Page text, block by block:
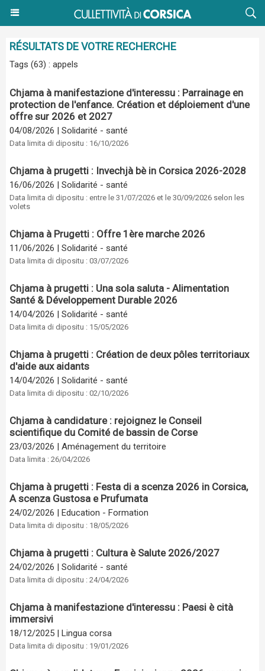
RÉSULTATS DE VOTRE RECHERCHE
Tags (63) : appels
Chjama à manifestazione d'interessu : Parrainage en
protection de l'enfance. Création et déploiement d'une
offre sur 2026 et 2027
04/08/2026 | Solidarité - santé
Data limita di dipositu : 16/10/2026
Chjama à prugetti : Invechjà bè in Corsica 2026-2028
16/06/2026 | Solidarité - santé
Data limita di dipositu : entre le 31/07/2026 et le 30/09/2026 selon les
volets
Chjama à Prugetti : Offre 1ère marche 2026
11/06/2026 | Solidarité - santé
Data limita di dipositu : 03/07/2026
Chjama à prugetti : Una sola saluta - Alimentation
Santé & Développement Durable 2026
14/04/2026 | Solidarité - santé
Data limita di dipositu : 15/05/2026
Chjama à prugetti : Création de deux pôles territoriaux
d'aide aux aidants
14/04/2026 | Solidarité - santé
Data limita di dipositu : 02/10/2026
Chjama à candidature : rejoignez le Conseil
scientifique du Comité de bassin de Corse
23/03/2026 | Aménagement du territoire
Data limita : 26/04/2026
Chjama à prugetti : Festa di a scenza 2026 in Corsica,
A scenza Gustosa e Prufumata
24/02/2026 | Education - Formation
Data limita di dipositu : 18/05/2026
Chjama à prugetti : Cultura è Salute 2026/2027
24/02/2026 | Solidarité - santé
Data limita di dipositu : 24/04/2026
Chjama à manifestazione d'interessu : Paesi è cità
immersivi
18/12/2025 | Lingua corsa
Data limita di dipositu : 19/01/2026